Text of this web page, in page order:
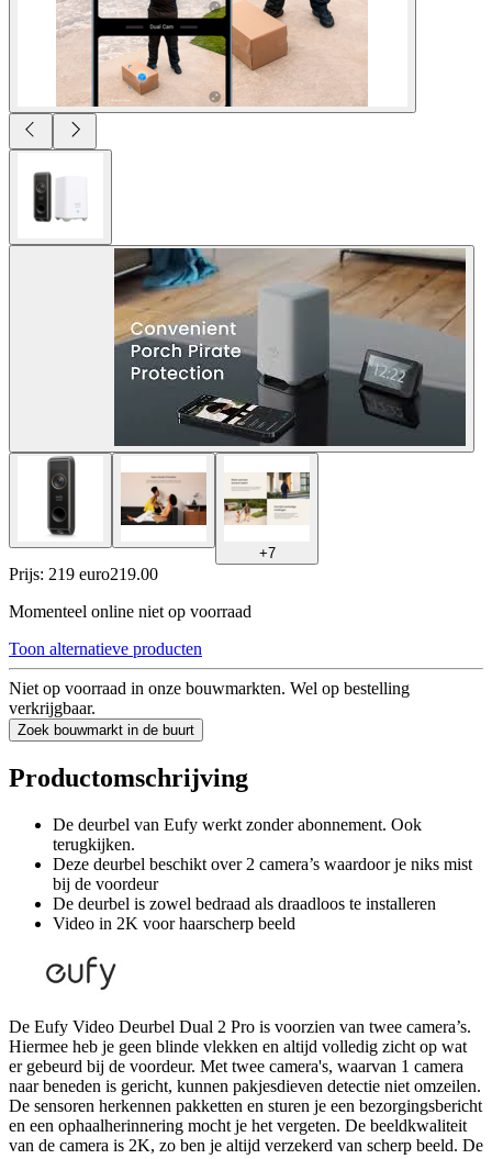
+7
Prijs: 219 euro219.00
Momenteel online niet op voorraad
Toon alternatieve producten
Niet op voorraad in onze bouwmarkten. Wel op bestelling
verkrijgbaar.
Zoek bouwmarkt in de buurt
Productomschrijving
De deurbel van Eufy werkt zonder abonnement. Ook
terugkijken.
Deze deurbel beschikt over 2 camera’s waardoor je niks mist
bij de voordeur
De deurbel is zowel bedraad als draadloos te installeren
Video in 2K voor haarscherp beeld
De Eufy Video Deurbel Dual 2 Pro is voorzien van twee camera’s.
Hiermee heb je geen blinde vlekken en altijd volledig zicht op wat
er gebeurd bij de voordeur. Met twee camera's, waarvan 1 camera
naar beneden is gericht, kunnen pakjesdieven detectie niet omzeilen.
De sensoren herkennen pakketten en sturen je een bezorgingsbericht
en een ophaalherinnering mocht je het vergeten. De beeldkwaliteit
van de camera is 2K, zo ben je altijd verzekerd van scherp beeld. De